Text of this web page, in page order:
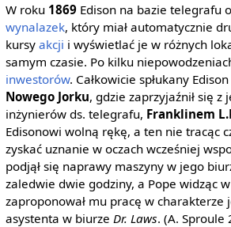
W roku 1869Edison na bazie telegrafu
wynalazek, który miał automatycznie
kursy akcji i wyświetlać je w różnych
samym czasie. Po kilku
inwestorów. Całkowicie spłukany
Nowego Jorku, gdzie zaprzyjaźnił się z
inżynierów ds. telegrafu, Franklinem
Edisonowi wolną rękę, a ten nie tracąc
zyskać uznanie w oczach wcześniej
podjął się naprawy maszyny w jego
zaledwie dwie godziny, a Pope widząc
zaproponował mu pracę w charakterze
asystenta w biurze Dr. Laws. (A. Sproule